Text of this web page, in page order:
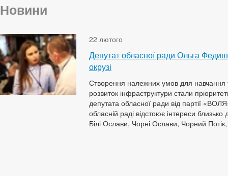
Новини
22 лютого
Депутат обласної ради Ольга
окрузі
Створення належних умов для навчання
розвиток інфраструктури стали
депутата обласної ради від партії
обласній раді відстоює інтереси
Білі Ослави, Чорні Ослави, Чорний